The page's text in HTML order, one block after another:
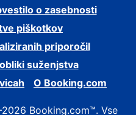
o zasebnosti
piškotkov
priporočil
suženjstva
O Booking.com
Booking.com™. Vse